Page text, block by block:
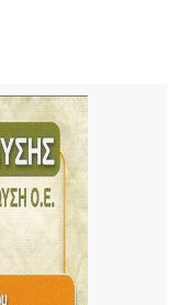
κατά 28,4%
και
στο